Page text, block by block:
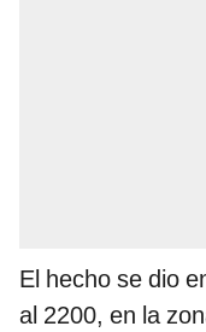
El hecho se dio
al 2200, en la